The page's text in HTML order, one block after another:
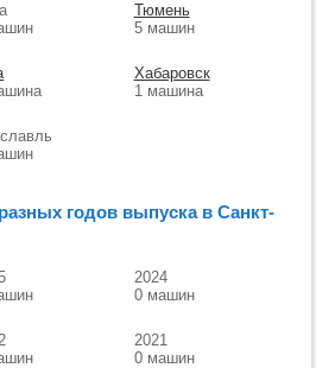
Тюмень
5 машин
Хабаровск
1 машина
годов выпуска в Санкт-
2024
0 машин
2021
0 машин